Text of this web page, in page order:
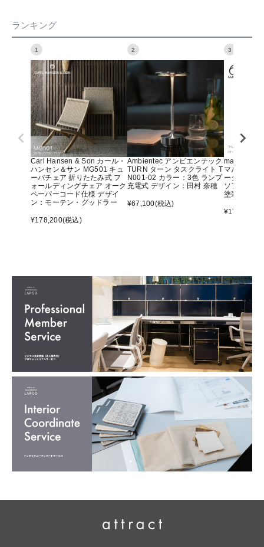
ランキング
1
Carl Hansen & Son カール・
ハンセン＆サン MG501 キュ
ーバチェア 折りたたみ式 フ
ォールディングチェア オーク
ペーパーコード仕様 デザイ
ン：モーテン・グッドラー
¥178,200(税込)
2
Ambientec アンビエンテック
TURN ターン タスクライト T
N001-02 カラー：3色 ランプ
充電式 デザイン：田村 奈穂
¥67,100(税込)
3
maruni マ
マルニ60
ーター ア
ソファ オ
塗装）
¥176,000